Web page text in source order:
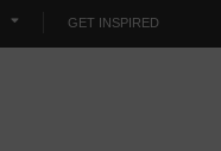
GET INSPIRED